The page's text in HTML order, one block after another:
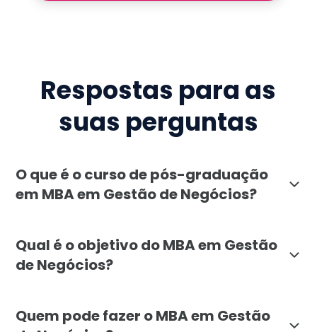
Respostas para as
suas perguntas
O que é o curso de pós-graduação
em MBA em Gestão de Negócios?
Qual é o objetivo do MBA em Gestão
de Negócios?
Quem pode fazer o MBA em Gestão